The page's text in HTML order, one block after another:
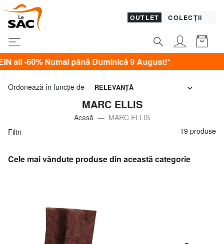
OUTLET COLECȚII
Numai până Duminică 9 August!*
Ordonează în funcţie de RELEVANŢĂ
MARC ELLIS
Acasă
MARC ELLIS
Filtri
19 produse
Cele mai vândute produse din această categorie